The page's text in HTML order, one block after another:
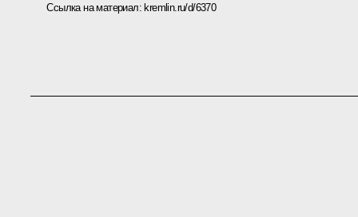
Ссылка на материал:kremlin.ru/d/6370